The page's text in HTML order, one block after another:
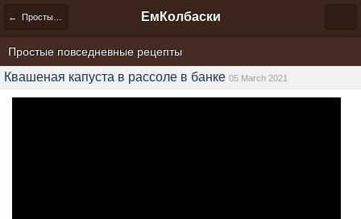
← Простые повседневные рецепты ЕмКолбаски
Простые повседневные рецепты
Квашеная капуста в рассоле в банке 05 March 2021